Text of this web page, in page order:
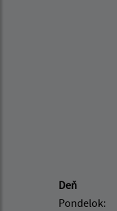
Deň
Pondelok: